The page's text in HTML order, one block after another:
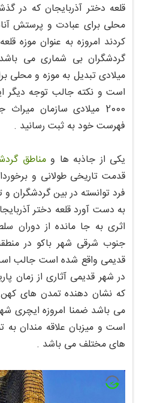
قلعه دختر آذربایجان که در
محلی برای عبادت و پرستش
کردند امروزه به عنوان موزه
میلادی تبدیل به موزه و محلی
است و نکته جالب توجه دیگر
2000 میلادی سازمان
فهرست خود به ثبت رسانید .
یکی از جاذبه ها ومناطق
قدمت تاریخی طولانی و
فرد توانسته در بین گردشگران
به دست آورد قلعه دختر
اثری به جا مانده از دوران
جنوب شرقی شهر باکو در
قدیمی واقع شده است جالب
در شهر قدیمی آثاری از زمان
که نشان دهنده تمدن های
می باشد ضمنا امروزه ایچری
است و میزبان علاقه مندان
های مختلف می باشد .